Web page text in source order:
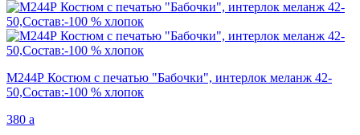
М244Р Костюм с печатью "Бабочки", интерлок меланж 42-
50,Состав:-100 % хлопок
380 a